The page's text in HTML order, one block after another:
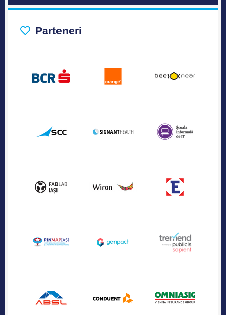
Parteneri